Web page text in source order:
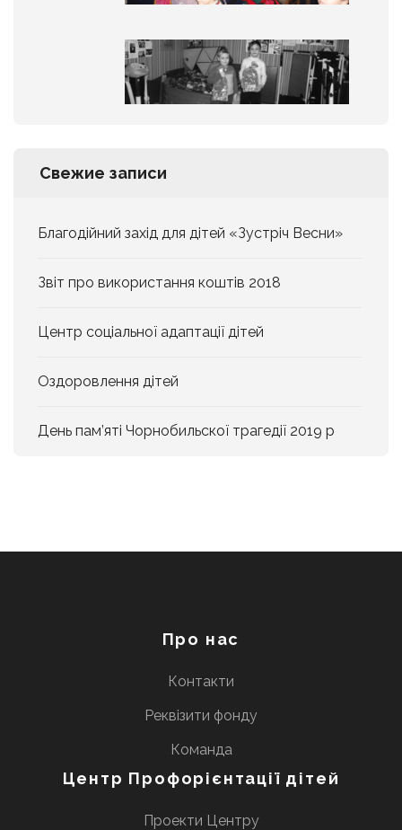
Свежие записи
Благодійний захід для дітей «Зустріч Весни»
Звіт про використання коштів 2018
Центр соціальної адаптації дітей
Оздоровлення дітей
День пам’яті Чорнобильскої трагедії 2019 р
Про нас
Контакти
Реквізити фонду
Команда
Центр Профорієнтації дітей
Проекти Центру